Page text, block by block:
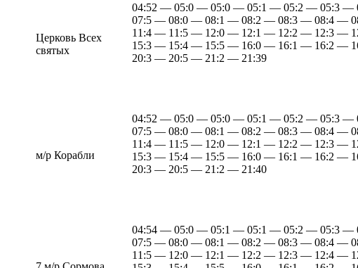
Церковь Всех
святых
04:52 — 05:0 — 05:0 — 05:1 — 05:2 — 05:3
07:5 — 08:0 — 08:1 — 08:2 — 08:3 — 08:4 —
11:4 — 11:5 — 12:0 — 12:1 — 12:2 — 12:3 —
15:3 — 15:4 — 15:5 — 16:0 — 16:1 — 16:2 —
20:3 — 20:5 — 21:2 — 21:39
м/р Корабли
04:52 — 05:0 — 05:0 — 05:1 — 05:2 — 05:3
07:5 — 08:0 — 08:1 — 08:2 — 08:3 — 08:4 —
11:4 — 11:5 — 12:0 — 12:1 — 12:2 — 12:3 —
15:3 — 15:4 — 15:5 — 16:0 — 16:1 — 16:2 —
20:3 — 20:5 — 21:2 — 21:40
04:54 — 05:0 — 05:1 — 05:1 — 05:2 — 05:3
07:5 — 08:0 — 08:1 — 08:2 — 08:3 — 08:4 —
11:5 — 12:0 — 12:1 — 12:2 — 12:3 — 12:4 —